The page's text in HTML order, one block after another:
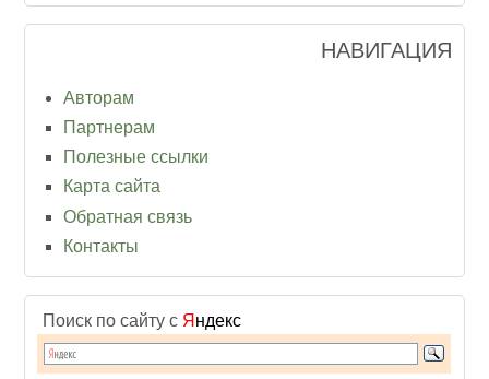
НАВИГАЦИЯ
Авторам
Партнерам
Полезные ссылки
Карта сайта
Обратная связь
Контакты
Поиск по сайту с Я ндекс